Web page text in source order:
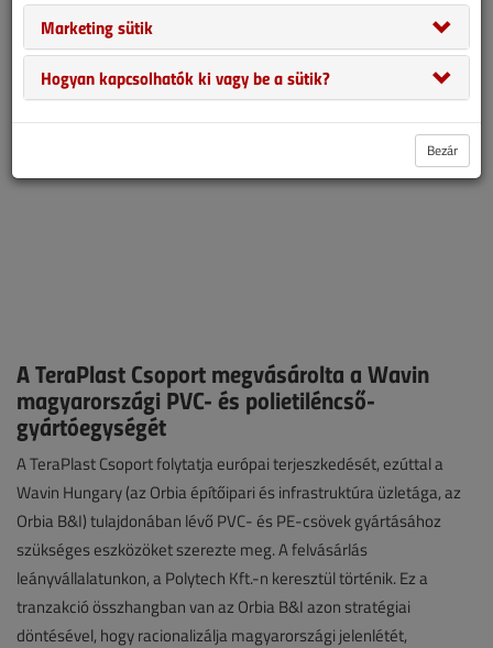
egyszerűbb feltételekkel.
A TeraPlast Csoport megvásárolta a Wavin
magyarországi PVC- és polietiléncső-
gyártóegységét
A TeraPlast Csoport folytatja európai terjeszkedését, ezúttal a
Wavin Hungary (az Orbia építőipari és infrastruktúra üzletága, az
Orbia B&I) tulajdonában lévő PVC- és PE-csövek gyártásához
szükséges eszközöket szerezte meg. A felvásárlás
leányvállalatunkon, a Polytech Kft.-n keresztül történik. Ez a
tranzakció összhangban van az Orbia B&I azon stratégiai
döntésével, hogy racionalizálja magyarországi jelenlétét,
Marketing sütik
Hogyan kapcsolhatók ki vagy be a sütik?
Bezár